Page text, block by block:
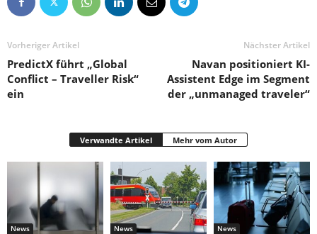
Vorheriger Artikel
PredictX führt „Global
Conflict – Traveller Risk“
ein
Nächster Artikel
Navan positioniert KI-
Assistent Edge im Segment
der „unmanaged traveler“
Verwandte Artikel Mehr vom Autor
News News News